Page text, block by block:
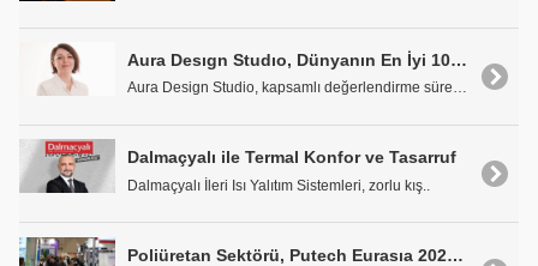
Aura Desıgn Studıo, Dünyanın En İyi 100 Mimarlık Stüdyosu Arasına Girdi
Aura Design Studio, kapsamlı değerlendirme sürecin..
Dalmaçyalı ile Termal Konfor ve Tasarruf
Dalmaçyalı İleri Isı Yalıtım Sistemleri, zorlu kış..
Poliüretan Sektörü, Putech Eurasıa 2025'te Buluştu